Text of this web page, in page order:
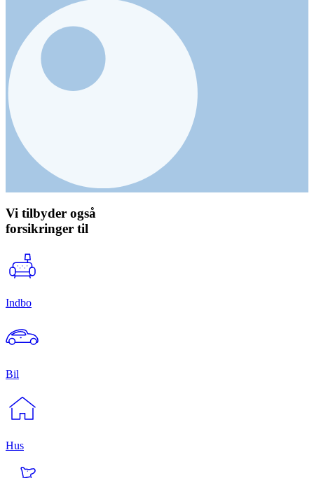
Vi tilbyder også
forsikringer til
Indbo
Bil
Hus